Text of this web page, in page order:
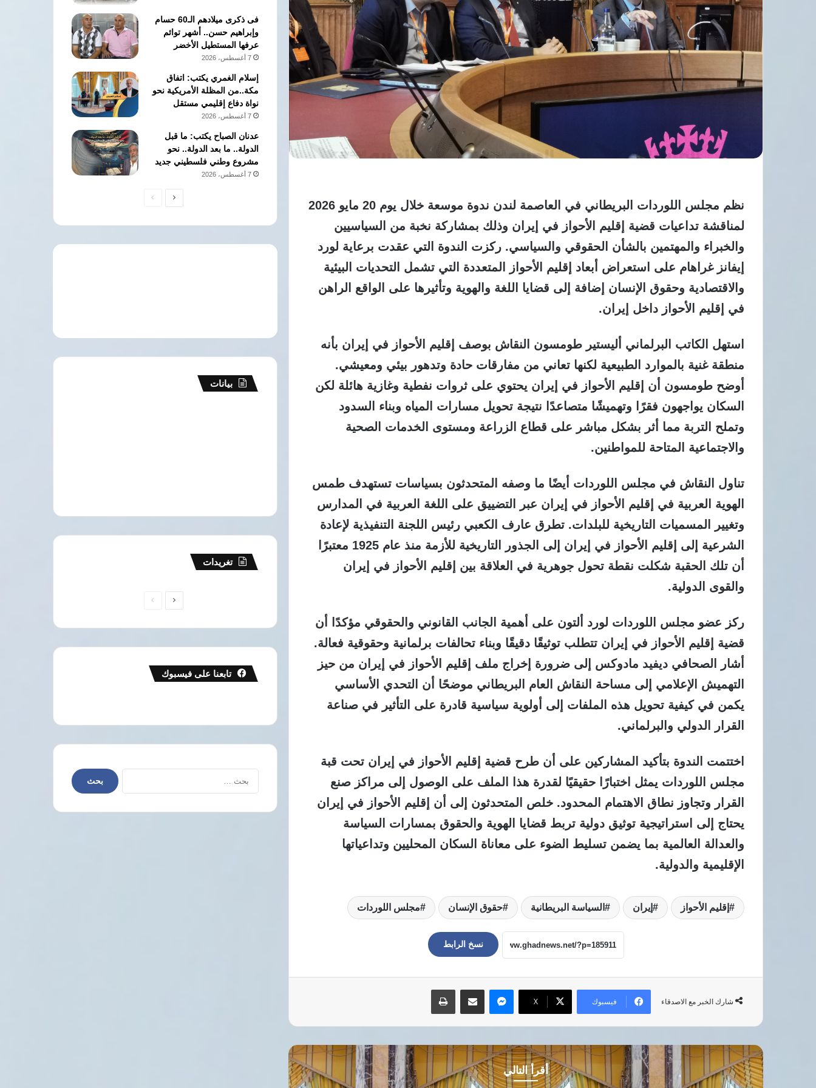
نظم مجلس اللوردات البريطاني في العاصمة لندن ندوة موسعة خلال يوم 20 مايو 2026
لمناقشة تداعيات قضية إقليم الأحواز في إيران وذلك بمشاركة نخبة من السياسيين
والخبراء والمهتمين بالشأن الحقوقي والسياسي. ركزت الندوة التي عقدت برعاية لورد
إيفانز غراهام على استعراض أبعاد إقليم الأحواز المتعددة التي تشمل التحديات البيئية
والاقتصادية وحقوق الإنسان إضافة إلى قضايا اللغة والهوية وتأثيرها على الواقع الراهن
في إقليم الأحواز داخل إيران.
استهل الكاتب البرلماني أليستير طومسون النقاش بوصف إقليم الأحواز في إيران بأنه
منطقة غنية بالموارد الطبيعية لكنها تعاني من مفارقات حادة وتدهور بيئي ومعيشي.
أوضح طومسون أن إقليم الأحواز في إيران يحتوي على ثروات نفطية وغازية هائلة لكن
السكان يواجهون فقرًا وتهميشًا متصاعدًا نتيجة تحويل مسارات المياه وبناء السدود
وتملح التربة مما أثر بشكل مباشر على قطاع الزراعة ومستوى الخدمات الصحية
والاجتماعية المتاحة للمواطنين.
تناول النقاش في مجلس اللوردات أيضًا ما وصفه المتحدثون بسياسات تستهدف طمس
الهوية العربية في إقليم الأحواز في إيران عبر التضييق على اللغة العربية في المدارس
وتغيير المسميات التاريخية للبلدات. تطرق عارف الكعبي رئيس اللجنة التنفيذية لإعادة
الشرعية إلى إقليم الأحواز في إيران إلى الجذور التاريخية للأزمة منذ عام 1925 معتبرًا
أن تلك الحقبة شكلت نقطة تحول جوهرية في العلاقة بين إقليم الأحواز في إيران
والقوى الدولية.
ركز عضو مجلس اللوردات لورد ألتون على أهمية الجانب القانوني والحقوقي مؤكدًا أن
قضية إقليم الأحواز في إيران تتطلب توثيقًا دقيقًا وبناء تحالفات برلمانية وحقوقية فعالة.
أشار الصحافي ديفيد مادوكس إلى ضرورة إخراج ملف إقليم الأحواز في إيران من حيز
التهميش الإعلامي إلى مساحة النقاش العام البريطاني موضحًا أن التحدي الأساسي
يكمن في كيفية تحويل هذه الملفات إلى أولوية سياسية قادرة على التأثير في صناعة
القرار الدولي والبرلماني.
اختتمت الندوة بتأكيد المشاركين على أن طرح قضية إقليم الأحواز في إيران تحت قبة
مجلس اللوردات يمثل اختبارًا حقيقيًا لقدرة هذا الملف على الوصول إلى مراكز صنع
القرار وتجاوز نطاق الاهتمام المحدود. خلص المتحدثون إلى أن إقليم الأحواز في إيران
يحتاج إلى استراتيجية توثيق دولية تربط قضايا الهوية والحقوق بمسارات السياسة
والعدالة العالمية بما يضمن تسليط الضوء على معاناة السكان المحليين وتداعياتها
الإقليمية والدولية.
إقليم الأحواز إيران السياسة البريطانية حقوق الإنسان مجلس اللوردات
نسخ الرابط
شارك الخبر مع الاصدقاء فيسبوك ‫X
ماسنجر مشاركة عبر البريد طباعة
أقرأ التالي
فى ذكرى ميلادهم الـ60 حسام
وإبراهيم حسن.. أشهر توائم
عرفها المستطيل الأخضر
7 أغسطس، 2026
إسلام الغمري يكتب: اتفاق
مكة..من المظلة الأمريكية نحو
نواة دفاع إقليمي مستقل
7 أغسطس، 2026
عدنان الصباح يكتب: ما قبل
الدولة.. ما بعد الدولة.. نحو
مشروع وطني فلسطيني جديد
7 أغسطس، 2026
الصفحةالصفحة
بيانات
تغريدات
الصفحةالصفحة
تابعنا على فيسبوك
البحث
عن: